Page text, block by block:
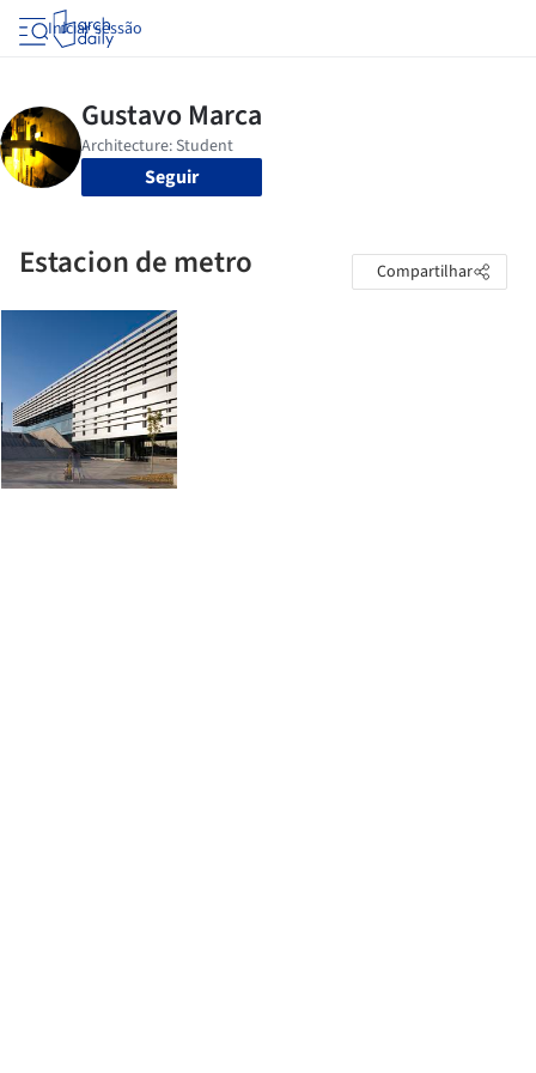
Iniciar sessão
Seguir
Estacion de metro Compartilhar